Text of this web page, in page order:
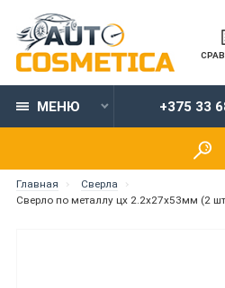
МЕНЮ +375 33
Главная
Сверла
Сверло по металлу цх 2.2х27х53мм (2